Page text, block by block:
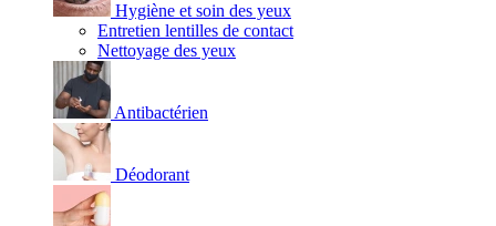
Hygiène et soin des yeux
Entretien lentilles de contact
Nettoyage des yeux
Antibactérien
Déodorant